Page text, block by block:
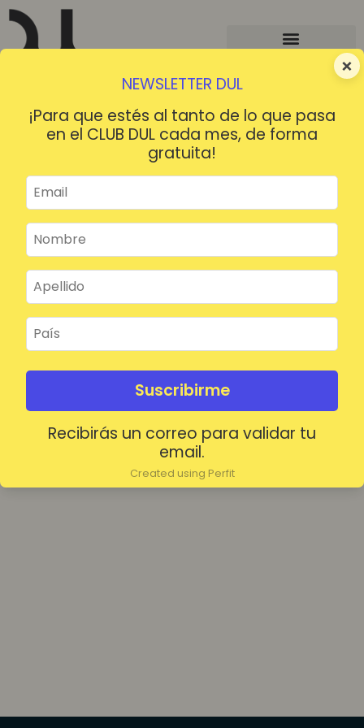
×
NEWSLETTER DUL
¡Para que estés al tanto de lo que pasa
en el CLUB DUL cada mes, de forma
gratuita!
Suscribirme
Recibirás un correo para validar tu
email.
Created using Perfit
¡HOLA!
Mantenerme conectado
Acceder